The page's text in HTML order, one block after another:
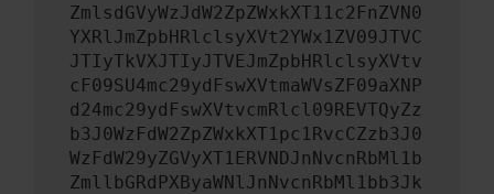
ZmlsdGVyWzJdW2ZpZWxkXT11c2FnZVN0
YXRlJmZpbHRlclsyXVt2YWx1ZV09JTVC
JTIyTkVXJTIyJTVEJmZpbHRlclsyXVtv
cF09SU4mc29ydFswXVtmaWVsZF09aXNP
d24mc29ydFswXVtvcmRlcl09REVTQyZz
b3J0WzFdW2ZpZWxkXT1pc1RvcCZzb3J0
WzFdW29yZGVyXT1ERVNDJnNvcnRbMl1b
ZmllbGRdPXByaWNlJnNvcnRbMl1bb3Jk